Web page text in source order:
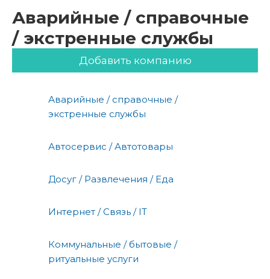
Аварийные / справочные
/ экстренные службы
Добавить компанию
Аварийные / справочные /
экстренные службы
Автосервис / Автотовары
Досуг / Развлечения / Еда
Интернет / Связь / IT
Коммунальные / бытовые /
ритуальные услуги